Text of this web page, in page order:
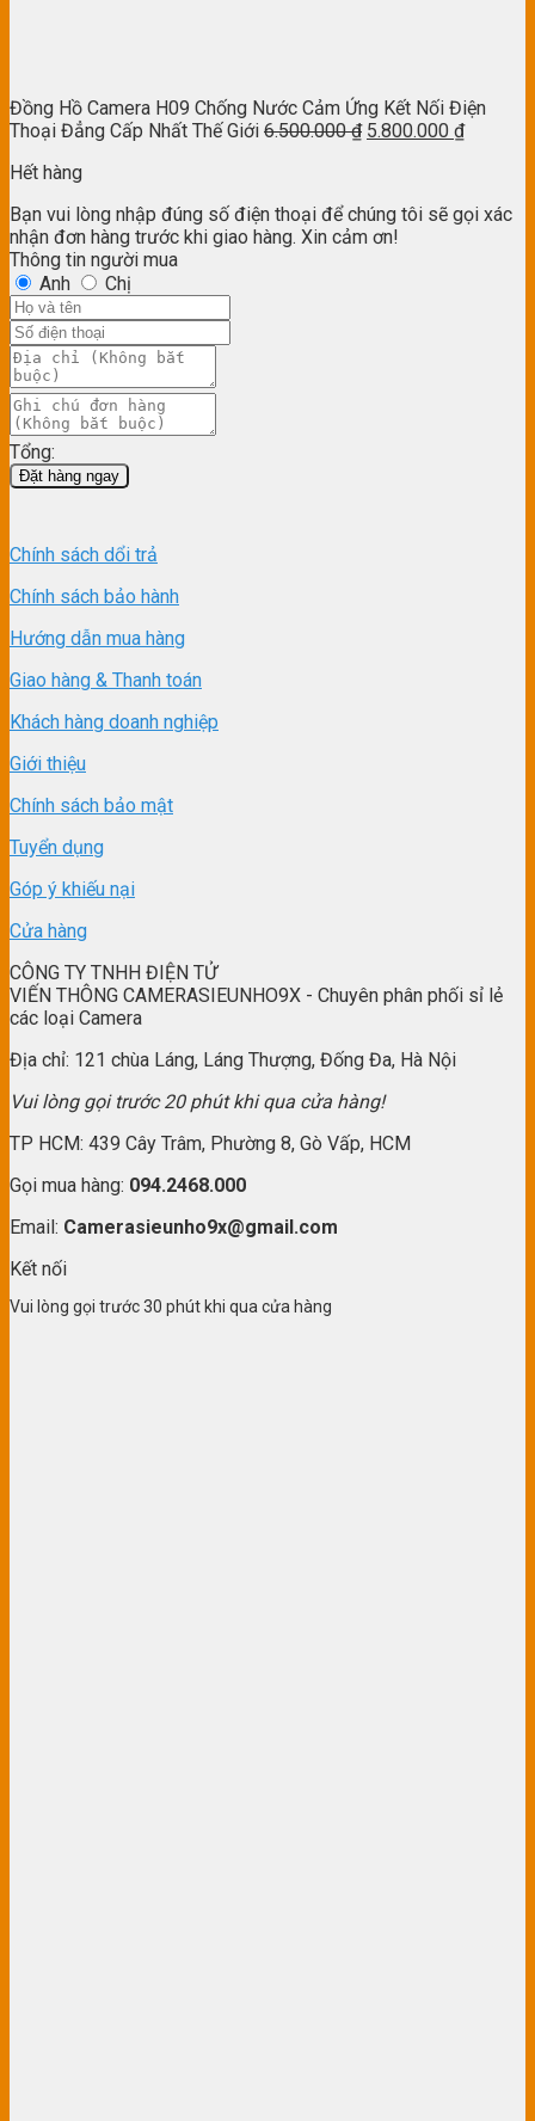
Đồng Hồ Camera H09 Chống Nước Cảm Ứng Kết Nối Điện
Thoại Đẳng Cấp Nhất Thế Giới 6.500.000₫ 5.800.000 ₫
Hết hàng
Bạn vui lòng nhập đúng số điện thoại để chúng tôi sẽ gọi xác
nhận đơn hàng trước khi giao hàng. Xin cảm ơn!
Thông tin người mua
Anh
Chị
Tổng:
Đặt hàng ngay
Chính sách dổi trả
Chính sách bảo hành
Hướng dẫn mua hàng
Giao hàng & Thanh toán
Khách hàng doanh nghiệp
Giới thiệu
Chính sách bảo mật
Tuyển dụng
Góp ý khiếu nại
Cửa hàng
CÔNG TY TNHH ĐIỆN TỬ
VIẾN THÔNG CAMERASIEUNHO9X - Chuyên phân phối sỉ lẻ
các loại Camera
Địa chỉ: 121 chùa Láng, Láng Thượng, Đống Đa, Hà Nội
Vui lòng gọi trước 20 phút khi qua cửa hàng!
TP HCM: 439 Cây Trâm, Phường 8, Gò Vấp, HCM
Gọi mua hàng: 094.2468.000
Email: Camerasieunho9x@gmail.com
Kết nối
Vui lòng gọi trước 30 phút khi qua cửa hàng